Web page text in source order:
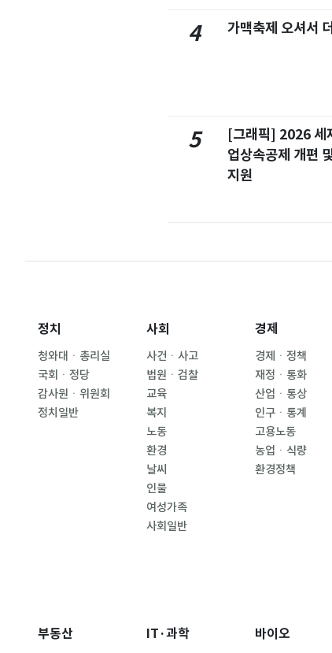
4 가맥축제 오셔서
5
[그래픽] 2026 세
업상속공제 개편
지원
정치
청와대ㆍ총리실
국회ㆍ정당
감사원ㆍ위원회
정치일반
사회
사건ㆍ사고
법원ㆍ검찰
교육
복지
노동
환경
날씨
인물
여성가족
사회일반
경제
경제ㆍ정책
재정ㆍ통화
산업ㆍ통상
인구ㆍ통계
고용노동
농업ㆍ식량
환경정책
부동산 IT·과학 바이오